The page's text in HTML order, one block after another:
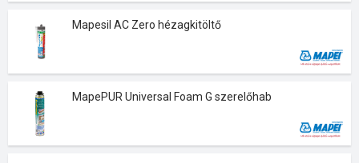
Mapesil AC Zero hézagkitöltő
MapePUR Universal Foam G szerelőhab